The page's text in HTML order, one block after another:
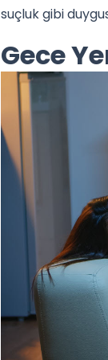
suçluk gibi
Gece